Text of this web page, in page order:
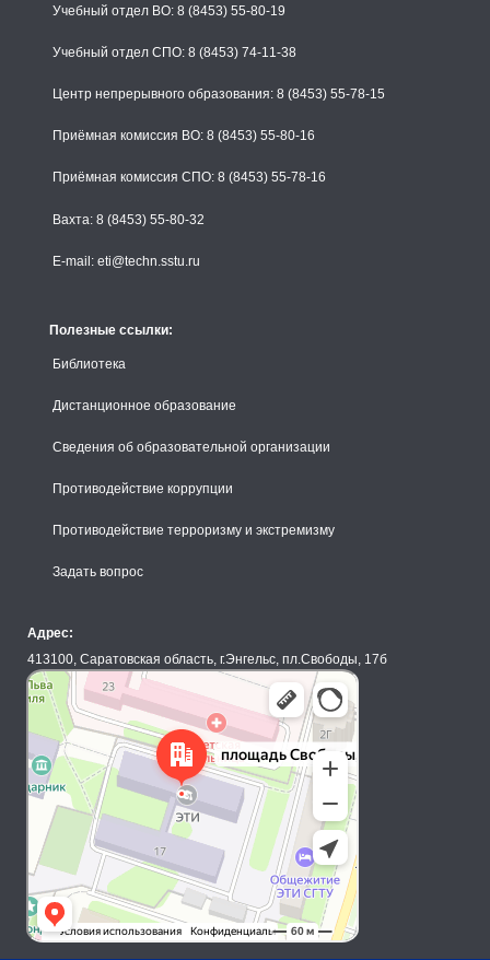
Учебный отдел ВО: 8 (8453) 55-80-19
Учебный отдел СПО: 8 (8453) 74-11-38
Центр непрерывного образования: 8 (8453) 55-78-15
Приёмная комиссия ВО: 8 (8453) 55-80-16
Приёмная комиссия СПО: 8 (8453) 55-78-16
Вахта: 8 (8453) 55-80-32
E-mail: eti@techn.sstu.ru
Полезные ссылки:
Библиотека
Дистанционное образование
Сведения об образовательной организации
Противодействие коррупции
Противодействие терроризму и экстремизму
Задать вопрос
Адрес:
413100, Саратовская область, г.Энгельс, пл.Свободы, 17б